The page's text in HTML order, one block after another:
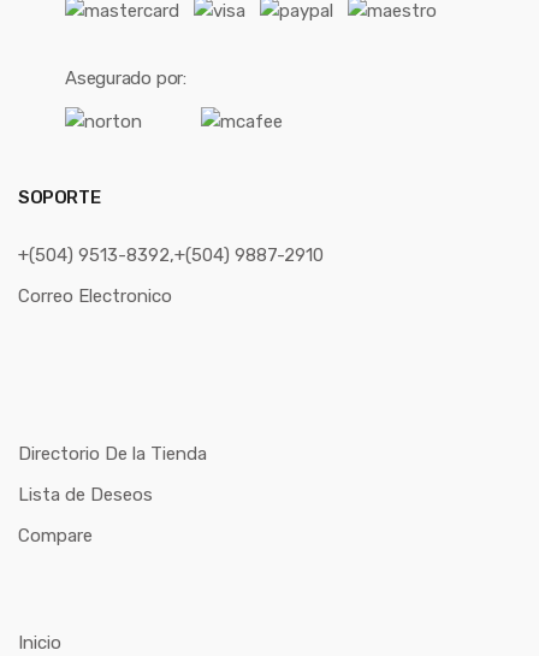
Asegurado por:
SOPORTE
+(504) 9513-8392,+(504) 9887-2910
Correo Electronico
Directorio De la Tienda
Lista de Deseos
Compare
Inicio